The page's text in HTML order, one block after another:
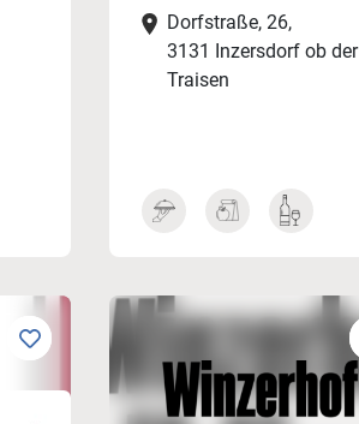
Dorfstraße, 26,
3131 Inzersdorf ob der
Traisen